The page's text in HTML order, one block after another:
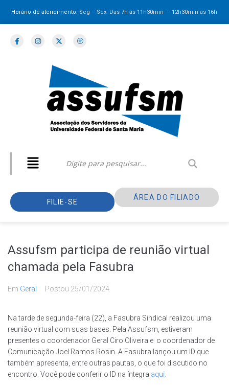
Horário de atendimento: Seg – Sex: Das 7h às 11h30min – 12h30minàs 16h
FILIE-SE
ÁREA DO FILIADO
Assufsm participa de reunião virtual
chamada pela Fasubra
Em Geral Postou 25/01/2024
Na tarde de segunda-feira (22), a Fasubra Sindical realizou uma
reunião virtual com suas bases. Pela Assufsm, estiveram
presentes o coordenador Geral Ciro Oliveira e o coordenador de
Comunicação Joel Ramos Rosin. A Fasubra lançou um ID que
também apresenta, entre outras pautas, o que foi discutido no
encontro. Você pode conferir o ID na íntegra aqui.